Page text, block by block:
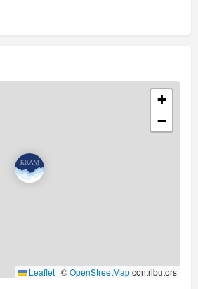
+
−
Leaflet | ©OpenStreetMapcontributors